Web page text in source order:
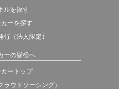
ルを探す
ーを探す
行（法人限定）
ーの皆様へ
ートップ
ラウドソーシング）